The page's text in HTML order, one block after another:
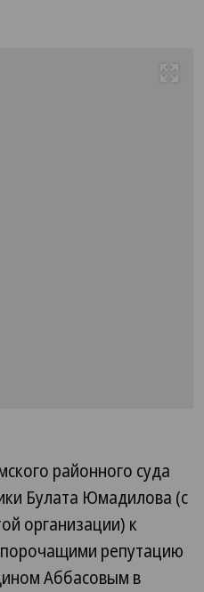
Развернуть на весь экран
районного суда
Булата Юмадилова (с
организации) к
порочащими репутацию
Аббасовым в